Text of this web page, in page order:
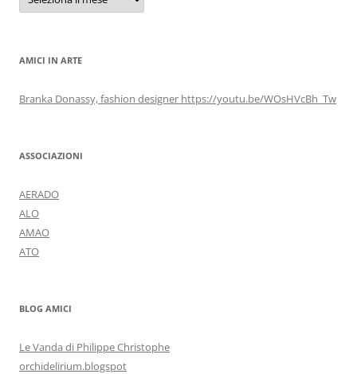
AMICI IN ARTE
Branka Donassy, fashion designer https://youtu.be/WOsHVcBh_Tw
ASSOCIAZIONI
AERADO
ALO
AMAO
ATO
BLOG AMICI
Le Vanda di Philippe Christophe
orchidelirium.blogspot